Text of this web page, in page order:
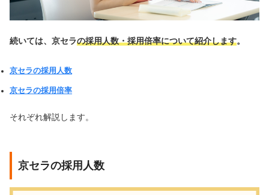
続いては、京セラの採用人数・採用倍率について紹介します。
京セラの採用人数
京セラの採用倍率
それぞれ解説します。
京セラの採用人数